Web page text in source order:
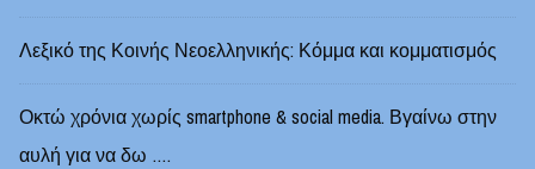
Λεξικό της Κοινής Νεοελληνικής: Κόμμα και κομματισμός
Οκτώ χρόνια χωρίς smartphone & social media. Βγαίνω στην
αυλή για να δω ….